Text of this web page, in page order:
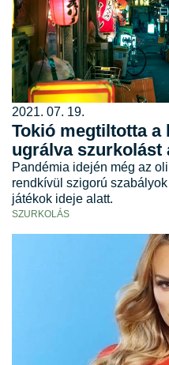
2021. 07. 19.
Tokió megtiltotta a
ugrálva szurkolást
Pandémia idején még az
rendkívül szigorú
játékok ideje alatt.
SZURKOLÁS